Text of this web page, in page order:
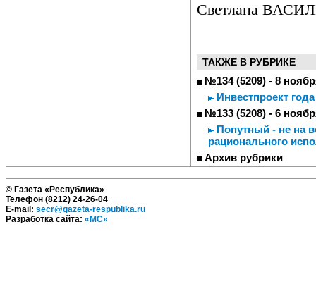
Светлана
ТАКЖЕ В РУБРИКЕ
№134 (5209) - 8
Инвестпроект
№133 (5208) - 6
Попутный - не на
рационального
Архив рубрики
© Газета «Республика»
Телефон (8212) 24-26-04
E-mail: secr@gazeta-respublika.ru
Разработка сайта: «МС»